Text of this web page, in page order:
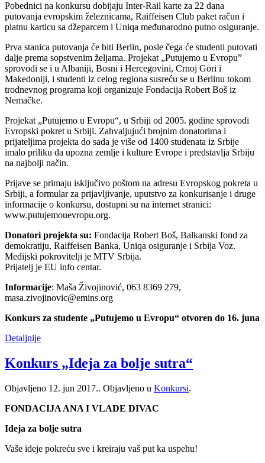
Pobednici na konkursu dobijaju Inter-Rail karte za 22 dana
putovanja evropskim železnicama, Raiffeisen Club paket račun i
platnu karticu sa džeparcem i Uniqa međunarodno putno osiguranje.
Prva stanica putovanja će biti Berlin, posle čega će studenti putovati
dalje prema sopstvenim željama. Projekat „Putujemo u Evropu”
sprovodi se i u Albaniji, Bosni i Hercegovini, Crnoj Gori i
Makedoniji, i studenti iz celog regiona susreću se u Berlinu tokom
trodnevnog programa koji organizuje Fondacija Robert Boš iz
Nemačke.
Projekat „Putujemo u Evropu“, u Srbiji od 2005. godine sprovodi
Evropski pokret u Srbiji. Zahvaljujući brojnim donatorima i
prijateljima projekta do sada je više od 1400 studenata iz Srbije
imalo priliku da upozna zemlje i kulture Evrope i predstavlja Srbiju
na najbolji način.
Prijave se primaju isključivo poštom na adresu Evropskog pokreta u
Srbiji, a formular za prijavljivanje, uputstvo za konkurisanje i druge
informacije o konkursu, dostupni su na internet stranici:
www.putujemouevropu.org.
Donatori projekta su: Fondacija Robert Boš, Balkanski fond za
demokratiju, Raiffeisen Banka, Uniqa osiguranje i Srbija Voz.
Medijski pokrovitelji je MTV Srbija.
Prijatelj je EU info centar.
Informacije: Maša Živojinović, 063 8369 279,
masa.zivojinovic@emins.org
Konkurs za studente „Putujemo u Evropu“ otvoren do 16. juna
Detaljnije
Konkurs „Ideja za bolje sutra“
Objavljeno 12. jun 2017.. Objavljeno u Konkursi.
FONDACIJA ANA I VLADE DIVAC
Ideja za bolje sutra
Vaše ideje pokreću sve i kreiraju vaš put ka uspehu!